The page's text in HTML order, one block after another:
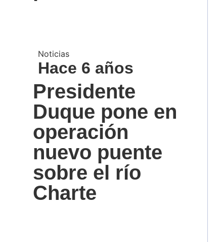
Noticias
Hace 6 años
Presidente
Duque pone en
operación
nuevo puente
sobre el río
Charte